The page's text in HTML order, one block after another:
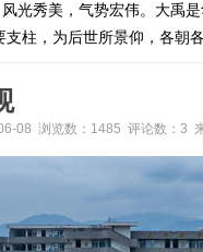
光秀美，气势宏伟。大禹
柱，为后世所景仰，各朝
08 浏览数：1485 评论数：3